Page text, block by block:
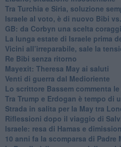
Tra Turchia e Siria, soluzione
Israele al voto, è di nuovo Bibi
GB: da Corbyn una scelta
La lunga estate di Israele prima
Vicini all’irreparabile, sale la
Re Bibi senza ritorno
Mayexit: Theresa May ai saluti
Venti di guerra dal Medioriente
Lo scrittore Bassem commenta
Tra Trump e Erdogan è tempo di
Strada in salita per la May tra
Riflessioni dopo il viaggio di
Israele: resa di Hamas e
10 anni fa la scomparsa di Padre